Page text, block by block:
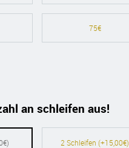
75€
an schleifen aus!
2 Schleifen (+15,00€)